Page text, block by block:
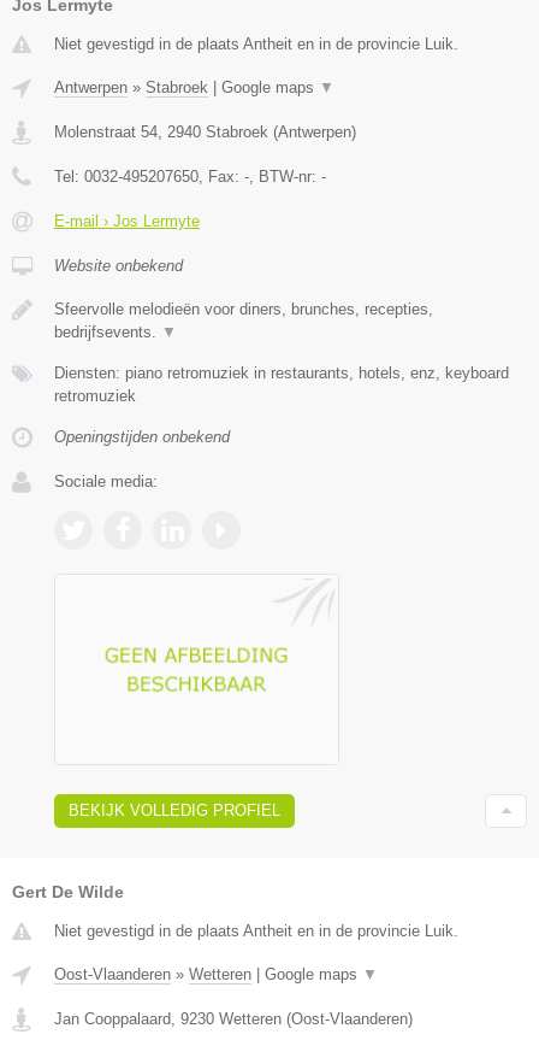
Jos Lermyte
Niet gevestigd in de plaats Antheit en in de provincie Luik.
Antwerpen » Stabroek Google maps ▼
Molenstraat 54, 2940 Stabroek (Antwerpen)
Tel: 0032-495207650, Fax: -, BTW-nr: -
E-mail › Jos Lermyte
Website onbekend
Sfeervolle melodieën voor diners, brunches, recepties,
bedrijfsevents. ▼
Diensten: piano retromuziek in restaurants, hotels, enz, keyboard
retromuziek
Openingstijden onbekend
Sociale media:
BEKIJK VOLLEDIG PROFIEL
Gert De Wilde
Niet gevestigd in de plaats Antheit en in de provincie Luik.
Oost-Vlaanderen » Wetteren Google maps ▼
Jan Cooppalaard 9230 Wetteren (Oost-Vlaanderen)